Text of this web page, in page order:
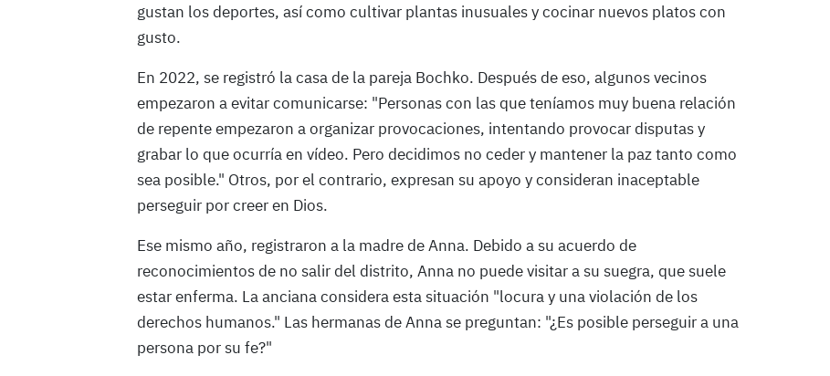
gustan los deportes, así como cultivar plantas inusuales y cocinar nuevos platos con
gusto.
En 2022, se registró la casa de la pareja Bochko. Después de eso, algunos vecinos
empezaron a evitar comunicarse: "Personas con las que teníamos muy buena relación
de repente empezaron a organizar provocaciones, intentando provocar disputas y
grabar lo que ocurría en vídeo. Pero decidimos no ceder y mantener la paz tanto como
sea posible." Otros, por el contrario, expresan su apoyo y consideran inaceptable
perseguir por creer en Dios.
Ese mismo año, registraron a la madre de Anna. Debido a su acuerdo de
reconocimientos de no salir del distrito, Anna no puede visitar a su suegra, que suele
estar enferma. La anciana considera esta situación "locura y una violación de los
derechos humanos." Las hermanas de Anna se preguntan: "¿Es posible perseguir a una
persona por su fe?"